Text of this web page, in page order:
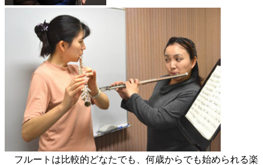
フルートは比較的どなたでも、何歳からでも始められる楽